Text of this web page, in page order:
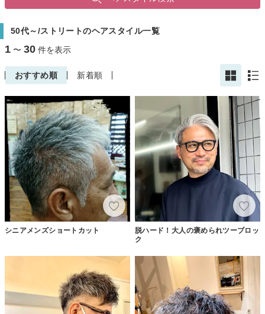
50代～/ストリートのヘアスタイル一覧
1 〜 30 件を表示
おすすめ順 新着順
シニアメンズショートカット
脱ハード！大人の褒められツーブロッ
ク